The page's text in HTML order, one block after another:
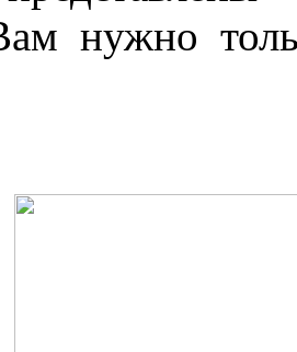
нужно